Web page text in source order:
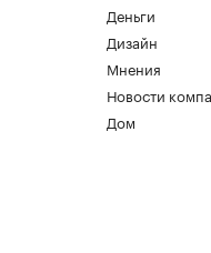
Деньги
Дизайн
Мнения
Новости
Дом